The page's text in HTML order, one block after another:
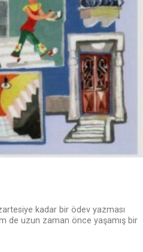
kadar bir ödev yazması
de uzun zaman önce yaşamış bir